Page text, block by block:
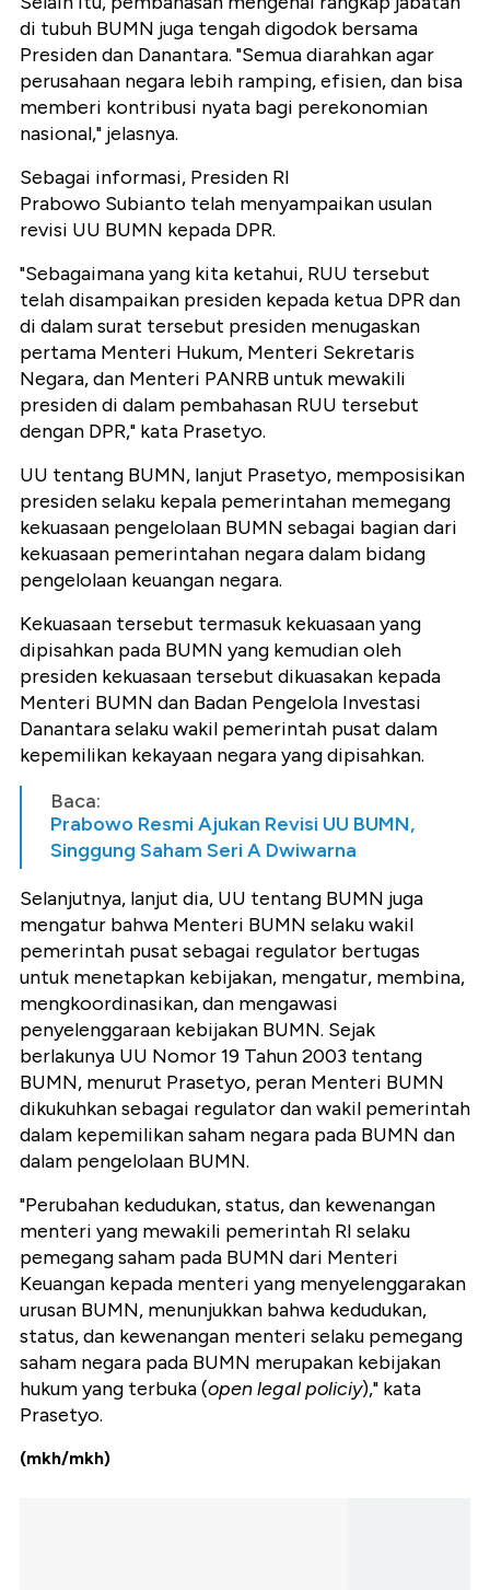
di tubuh BUMN juga tengah digodok bersama
Presiden dan Danantara. "Semua diarahkan agar
perusahaan negara lebih ramping, efisien, dan bisa
memberi kontribusi nyata bagi perekonomian
nasional," jelasnya.
Sebagai informasi, Presiden RI
Prabowo Subianto telah menyampaikan usulan
revisi UU BUMN kepada DPR.
"Sebagaimana yang kita ketahui, RUU tersebut
telah disampaikan presiden kepada ketua DPR dan
di dalam surat tersebut presiden menugaskan
pertama Menteri Hukum, Menteri Sekretaris
Negara, dan Menteri PANRB untuk mewakili
presiden di dalam pembahasan RUU tersebut
dengan DPR," kata Prasetyo.
UU tentang BUMN, lanjut Prasetyo, memposisikan
presiden selaku kepala pemerintahan memegang
kekuasaan pengelolaan BUMN sebagai bagian dari
kekuasaan pemerintahan negara dalam bidang
pengelolaan keuangan negara.
Kekuasaan tersebut termasuk kekuasaan yang
dipisahkan pada BUMN yang kemudian oleh
presiden kekuasaan tersebut dikuasakan kepada
Menteri BUMN dan Badan Pengelola Investasi
Danantara selaku wakil pemerintah pusat dalam
kepemilikan kekayaan negara yang dipisahkan.
Baca:
Prabowo Resmi Ajukan Revisi UU BUMN,
Singgung Saham Seri A Dwiwarna
Selanjutnya, lanjut dia, UU tentang BUMN juga
mengatur bahwa Menteri BUMN selaku wakil
pemerintah pusat sebagai regulator bertugas
untuk menetapkan kebijakan, mengatur, membina,
mengkoordinasikan, dan mengawasi
penyelenggaraan kebijakan BUMN. Sejak
berlakunya UU Nomor 19 Tahun 2003 tentang
BUMN, menurut Prasetyo, peran Menteri BUMN
dikukuhkan sebagai regulator dan wakil pemerintah
dalam kepemilikan saham negara pada BUMN dan
dalam pengelolaan BUMN.
"Perubahan kedudukan, status, dan kewenangan
menteri yang mewakili pemerintah RI selaku
pemegang saham pada BUMN dari Menteri
Keuangan kepada menteri yang menyelenggarakan
urusan BUMN, menunjukkan bahwa kedudukan,
status, dan kewenangan menteri selaku pemegang
saham negara pada BUMN merupakan kebijakan
hukum yang terbuka (open legal policiy)," kata
Prasetyo.
(mkh/mkh)